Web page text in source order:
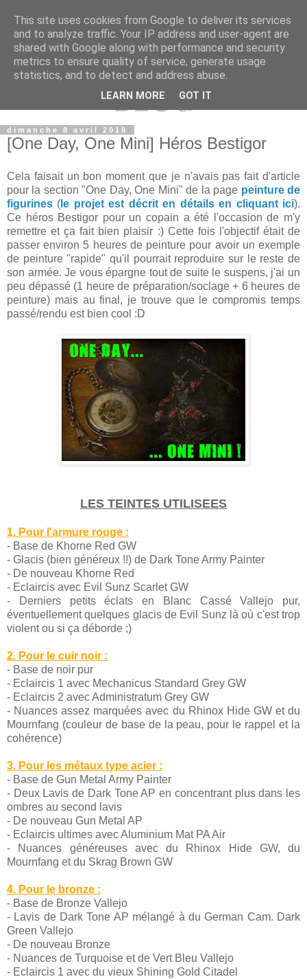
dimanche 8 avril 2018
[One Day, One Mini] Héros Bestigor
Cela faisait un bon moment que je n'avais pas fait d'article
pour la section "One Day, One Mini" de la page peinture de
figurines ( le projet est décrit en détails en cliquant ici).
Ce héros Bestigor pour un copain a été l'occasion de m'y
remettre et ça fait bien plaisir :) Cette fois l'objectif était de
passer environ 5 heures de peinture pour avoir un exemple
de peinture "rapide" qu'il pourrait reproduire sur le reste de
son armée. Je vous épargne tout de suite le suspens, j'ai un
peu dépassé (1 heure de préparation/soclage + 6 heures de
peinture) mais au final, je trouve que le compromis temps
passé/rendu est bien cool :D
LES TEINTES UTILISEES
1. Pour l'armure rouge :
- Base de Khorne Red GW
- Glacis (bien généreux !!) de Dark Tone Army Painter
- De nouveau Khorne Red
- Eclaircis avec Evil Sunz Scarlet GW
- Derniers petits éclats en Blanc Cassé Vallejo pur,
éventuellement quelques glacis de Evil Sunz là où c'est trop
violent ou si ça déborde ;)
2. Pour le cuir noir :
- Base de noir pur
- Eclaircis 1 avec Mechanicus Standard Grey GW
- Eclaircis 2 avec Administratum Grey GW
- Nuances assez marquées avec du Rhinox Hide GW et du
Mournfang (couleur de base de la peau, pour le rappel et la
cohérence)
3. Pour les métaux type acier :
- Base de Gun Metal Army Painter
- Deux Lavis de Dark Tone AP en concentrant plus dans les
ombres au second lavis
- De nouveau Gun Metal AP
- Eclaircis ultimes avec Aluminium Mat PA Air
- Nuances généreuses avec du Rhinox Hide GW, du
Mournfang et du Skrag Brown GW
4. Pour le bronze :
- Base de Bronze Vallejo
- Lavis de Dark Tone AP mélangé à du German Cam. Dark
Green Vallejo
- De nouveau Bronze
- Nuances de Turquoise et de Vert Bleu Vallejo
- Eclaircis 1 avec du vieux Shining Gold Citadel
This site uses cookies from Google to deliver its services
and to analyze traffic. Your IP address and user-agent are
shared with Google along with performance and security
metrics to ensure quality of service, generate usage
statistics, and to detect and address abuse.
LEARN MORE GOT IT